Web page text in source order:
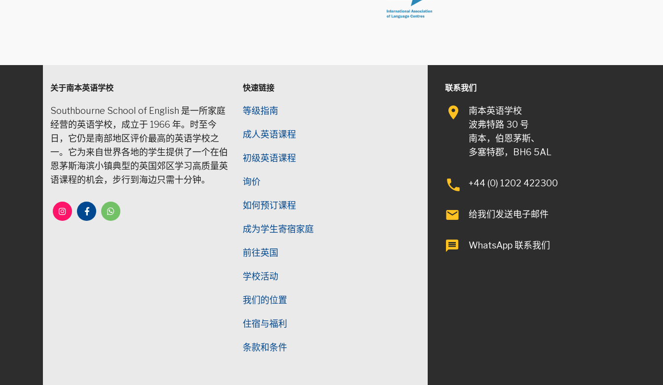
关于南本英语学校
Southbourne School of English 是一所家庭
经营的英语学校，成立于 1966 年。时至今
日，它仍是南部地区评价最高的英语学校之
一。它为来自世界各地的学生提供了一个在伯
恩茅斯海滨小镇典型的英国郊区学习高质量英
语课程的机会，步行到海边只需十分钟。
快速链接
等级指南
成人英语课程
初级英语课程
询价
如何预订课程
成为学生寄宿家庭
前往英国
学校活动
我们的位置
住宿与福利
条款和条件
联系我们
南本英语学校
波弗特路 30 号
南本，伯恩茅斯、
多塞特郡，BH6 5AL
+44 (0) 1202 422300
给我们发送电子邮件
WhatsApp 联系我们